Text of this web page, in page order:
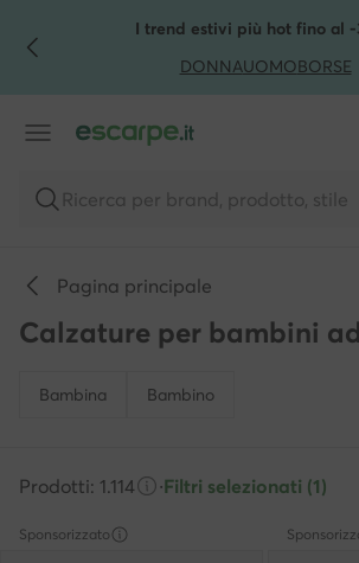
VAI AL CONTENUTO PRINCIPALE
VAI ALLA RICERCAI trend estivi più hot fino al
DONNAUOMOBORSE
Ricerca per brand, prodotto, stile
Pagina principale
Calzature per bambini
Bambina Bambino
Prodotti: 1.114 ·Filtri selezionati (1)
Sponsorizzato